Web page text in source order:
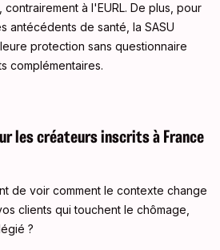
à l'EURL. De plus, pour
antécédents de santé, la SASU
protection sans questionnaire
complémentaires.
les créateurs inscrits à France
de voir comment le contexte change
clients qui touchent le chômage,
?